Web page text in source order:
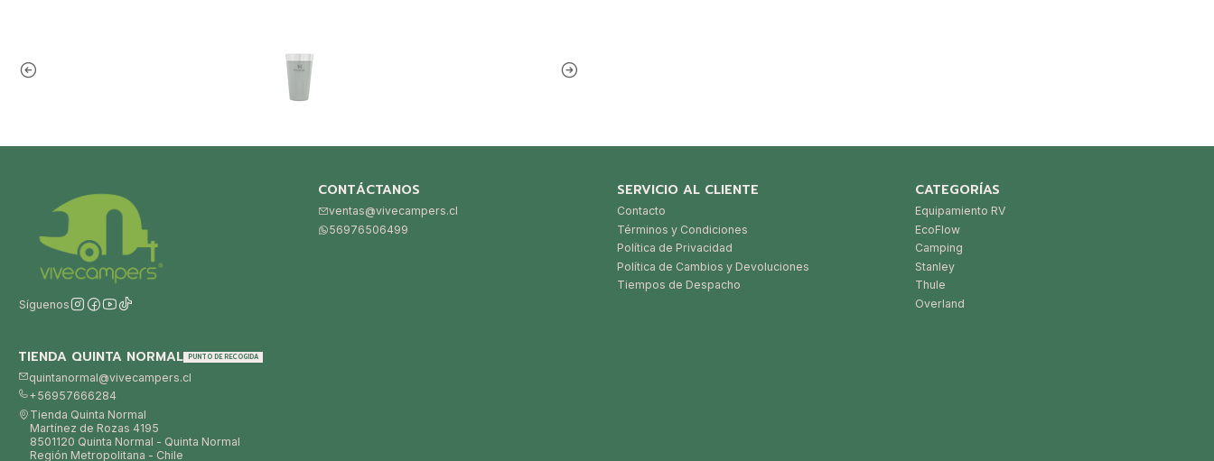
Síguenos
CONTÁCTANOS
ventas@vivecampers.cl
56976506499
SERVICIO AL CLIENTE
Contacto
Términos y Condiciones
Política de Privacidad
Política de Cambios y Devoluciones
Tiempos de Despacho
CATEGORÍAS
Equipamiento RV
EcoFlow
Camping
Stanley
Thule
Overland
TIENDA QUINTA NORMAL PUNTO DE RECOGIDA
quintanormal@vivecampers.cl
+56957666284
Tienda Quinta Normal
Martínez de Rozas 4195
8501120 Quinta Normal - Quinta Normal
Región Metropolitana - Chile